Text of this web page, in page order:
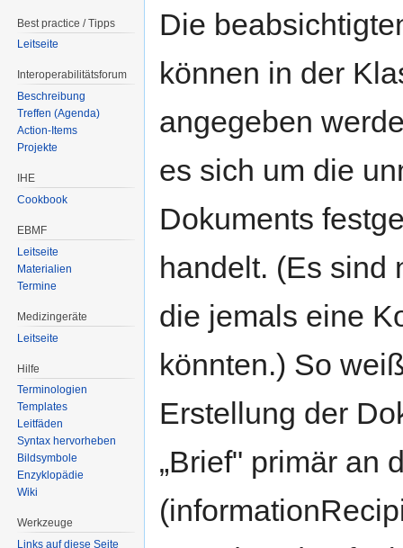
Die
können in der
angegeben
es sich um die
Dokuments
handelt. (Es sind
die jemals eine
könnten.) So
Erstellung der
„Brief" primär an
Best practice / Tipps
Leitseite
Interoperabilitätsforum
Beschreibung
Treffen (Agenda)
Action-Items
Projekte
IHE
Cookbook
EBMF
Leitseite
Materialien
Termine
Medizingeräte
Leitseite
Hilfe
Terminologien
Templates
Leitfäden
Syntax hervorheben
Bildsymbole
Enzyklopädie
Wiki
Werkzeuge
Links auf diese Seite